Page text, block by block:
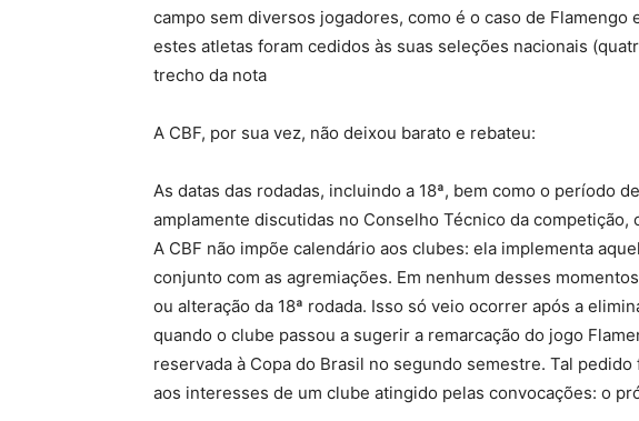
campo sem diversos jogadores, como é o caso de Flamengo
estes atletas foram cedidos às suas seleções nacionais
trecho da nota
A CBF, por sua vez, não deixou barato e rebateu:
As datas das rodadas, incluindo a 18ª, bem como o período
amplamente discutidas no Conselho Técnico da
A CBF não impõe calendário aos clubes: ela implementa
conjunto com as agremiações. Em nenhum desses
ou alteração da 18ª rodada. Isso só veio ocorrer após a
quando o clube passou a sugerir a remarcação do jogo
reservada à Copa do Brasil no segundo semestre. Tal
aos interesses de um clube atingido pelas convocações: o